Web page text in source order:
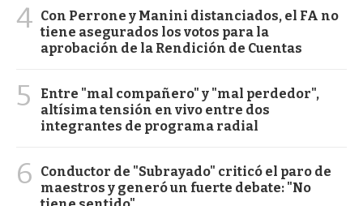
4 Con Perrone y Manini distanciados, el FA no
tiene asegurados los votos para la
aprobación de la Rendición de Cuentas
5
Entre "mal compañero" y "mal perdedor",
altísima tensión en vivo entre dos
integrantes de programa radial
6
Conductor de "Subrayado" criticó el paro de
maestros y generó un fuerte debate: "No